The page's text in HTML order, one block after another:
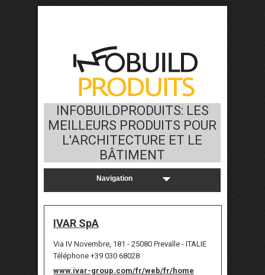
INFOBUILDPRODUITS: LES
MEILLEURS PRODUITS POUR
L'ARCHITECTURE ET LE
BÂTIMENT
IVAR SpA
Via IV Novembre, 181 - 25080 Prevalle - ITALIE
Téléphone +39 030 68028
www.ivar-group.com/fr/web/fr/home